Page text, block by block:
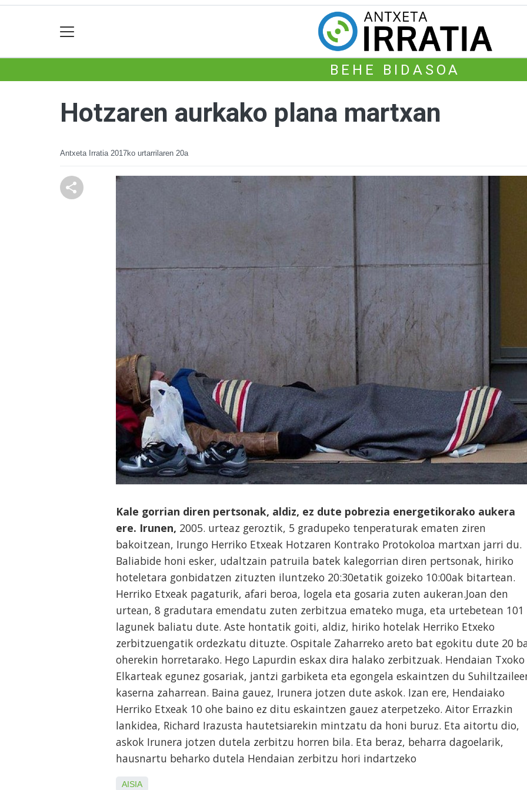
BEHE BIDASOA
Hotzaren aurkako plana martxan
Antxeta Irratia 2017ko urtarrilaren 20a
Kale gorrian diren pertsonak, aldiz, ez dute pobrezia energetikorako aukera
ere. Irunen, 2005. urteaz geroztik, 5 gradupeko tenperaturak ematen ziren
bakoitzean, Irungo Herriko Etxeak Hotzaren Kontrako Protokoloa martxan jarri du.
Baliabide honi esker, udaltzain patruila batek kalegorrian diren pertsonak, hiriko
hoteletara gonbidatzen zituzten iluntzeko 20:30etatik goizeko 10:00ak bitartean.
Herriko Etxeak pagaturik, afari beroa, logela eta gosaria zuten aukeran.Joan den
urtean, 8 gradutara emendatu zuten zerbitzua emateko muga, eta urtebetean 101
lagunek baliatu dute. Aste hontatik goiti, aldiz, hiriko hotelak Herriko Etxeko
zerbitzuengatik ordezkatu dituzte. Ospitale Zaharreko areto bat egokitu dute 20
oherekin horretarako. Hego Lapurdin eskax dira halako zerbitzuak. Hendaian Txoko
Elkarteak egunez gosariak, jantzi garbiketa eta egongela eskaintzen du
kaserna zaharrean. Baina gauez, Irunera jotzen dute askok. Izan ere, Hendaiako
Herriko Etxeak 10 ohe baino ez ditu eskaintzen gauez aterpetzeko. Aitor Errazkin
lankidea, Richard Irazusta hautetsiarekin mintzatu da honi buruz. Eta aitortu dio,
askok Irunera jotzen dutela zerbitzu horren bila. Eta beraz, beharra dagoelarik,
hausnartu beharko dutela Hendaian zerbitzu hori indartzeko
AISIA